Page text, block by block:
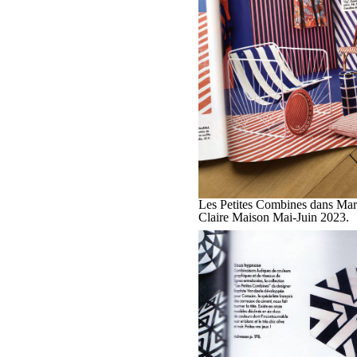
Les Petites Combines dans
Claire Maison Mai-Juin 2023.